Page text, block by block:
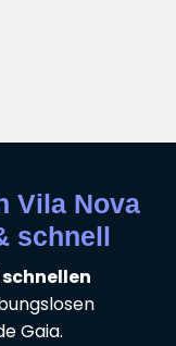
Vila Nova
schnell
Gaia.